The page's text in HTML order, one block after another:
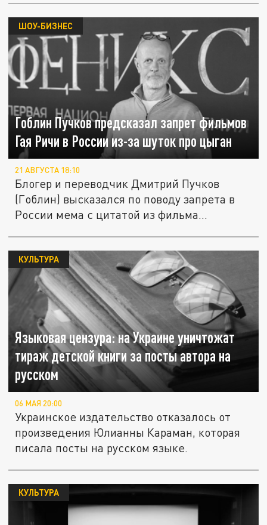
Гоблин Пучков предсказал запрет фильмов
Гая Ричи в России из-за шуток про цыган
ШОУ-БИЗНЕС
21 АВГУСТА 18:10
Блогер и переводчик Дмитрий Пучков
(Гоблин) высказался по поводу запрета в
России мема с цитатой из фильма...
Языковая цензура: на Украине уничтожат
тираж детской книги за посты автора на
русском
КУЛЬТУРА
06 МАЯ 20:00
Украинское издательство отказалось от
произведения Юлианны Караман, которая
писала посты на русском языке.
КУЛЬТУРА